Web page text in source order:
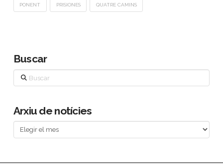
PONENT PRISIONES QUATRE CAMINS
Buscar
Buscar
Arxiu de notícies
Arxiu
de